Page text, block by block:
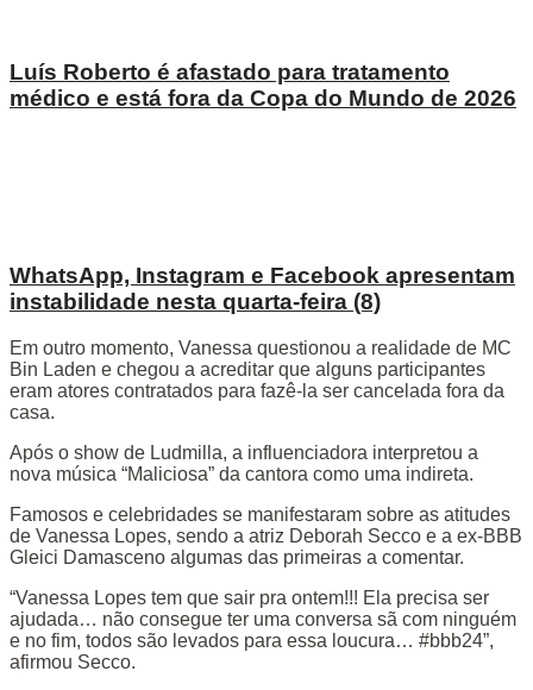
Luís Roberto é afastado para tratamento
médico e está fora da Copa do Mundo de 2026
WhatsApp, Instagram e Facebook apresentam
instabilidade nesta quarta-feira (8)
Em outro momento, Vanessa questionou a realidade de MC
Bin Laden e chegou a acreditar que alguns participantes
eram atores contratados para fazê-la ser cancelada fora da
casa.
Após o show de Ludmilla, a influenciadora interpretou a
nova música “Maliciosa” da cantora como uma indireta.
Famosos e celebridades se manifestaram sobre as atitudes
de Vanessa Lopes, sendo a atriz Deborah Secco e a ex-BBB
Gleici Damasceno algumas das primeiras a comentar.
“Vanessa Lopes tem que sair pra ontem!!! Ela precisa ser
ajudada… não consegue ter uma conversa sã com ninguém
e no fim, todos são levados para essa loucura… #bbb24”,
afirmou Secco.